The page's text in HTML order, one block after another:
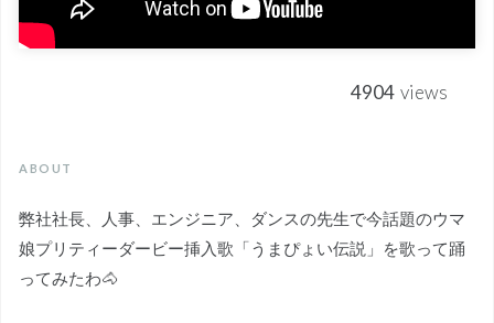
4904 views
ABOUT
弊社社長、人事、エンジニア、ダンスの先生で今話題のウマ
娘プリティーダービー挿入歌「うまぴょい伝説」を歌って踊
ってみたわ🐴